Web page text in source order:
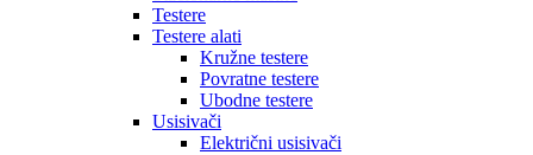
Testere
Testere alati
Kružne testere
Povratne testere
Ubodne testere
Usisivači
Električni usisivači